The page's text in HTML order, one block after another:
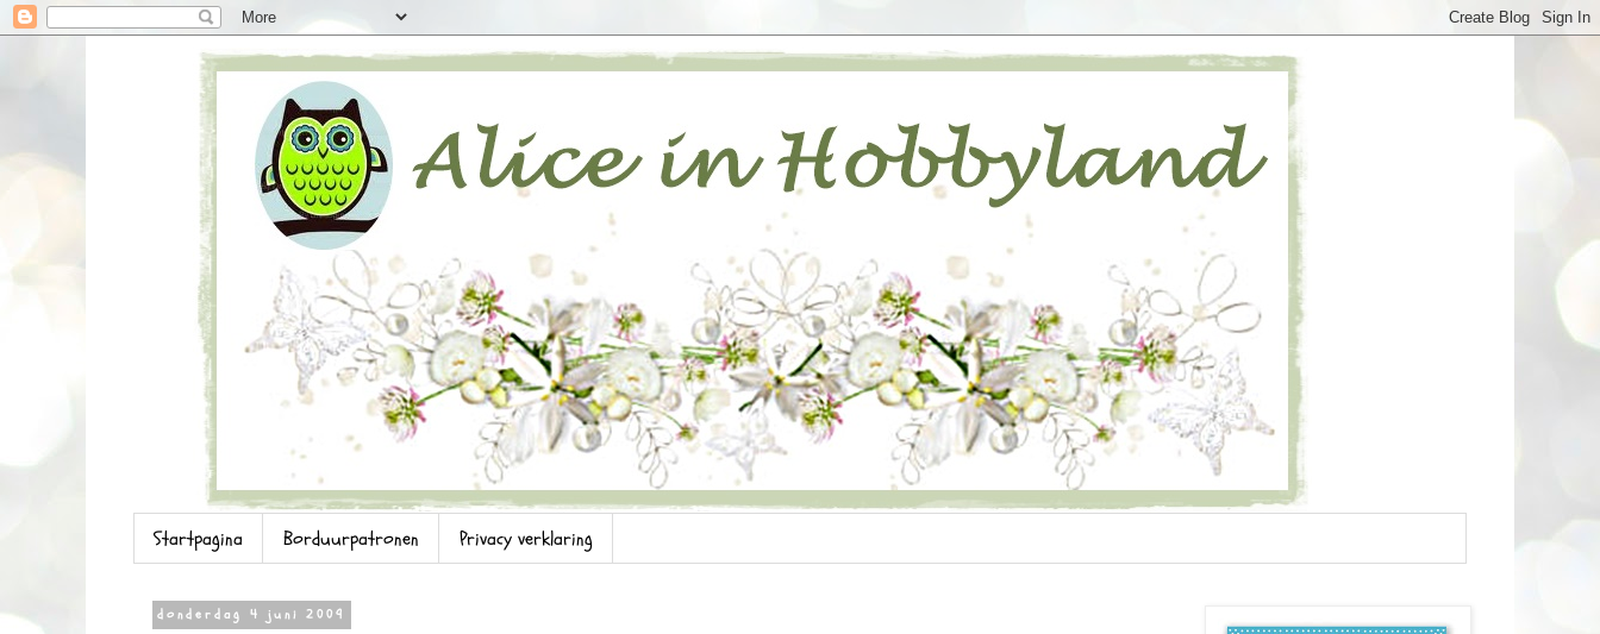
Startpagina Borduurpatronen Privacy verklaring
donderdag 4 juni 2009